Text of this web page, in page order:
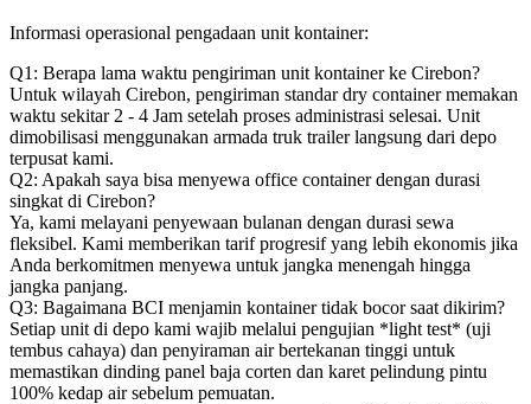
Informasi operasional pengadaan unit kontainer:
Q1: Berapa lama waktu pengiriman unit kontainer ke Cirebon?
Untuk wilayah Cirebon, pengiriman standar dry container memakan
waktu sekitar 2 - 4 Jam setelah proses administrasi selesai. Unit
dimobilisasi menggunakan armada truk trailer langsung dari depo
terpusat kami.
Q2: Apakah saya bisa menyewa office container dengan durasi
singkat di Cirebon?
Ya, kami melayani penyewaan bulanan dengan durasi sewa
fleksibel. Kami memberikan tarif progresif yang lebih ekonomis jika
Anda berkomitmen menyewa untuk jangka menengah hingga
jangka panjang.
Q3: Bagaimana BCI menjamin kontainer tidak bocor saat dikirim?
Setiap unit di depo kami wajib melalui pengujian *light test* (uji
tembus cahaya) dan penyiraman air bertekanan tinggi untuk
memastikan dinding panel baja corten dan karet pelindung pintu
100% kedap air sebelum pemuatan.